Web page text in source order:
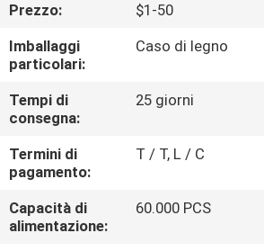
CONTROLLO
DELLA
QUALITÀ
CONTATTACI
NOTIZIE
Prezzo:
$1-50
Imballaggi
particolari:
Caso di legno
Tempi di
consegna:
25 giorni
Termini di
pagamento:
T / T, L / C
Capacità di
alimentazione:
60.000 PCS